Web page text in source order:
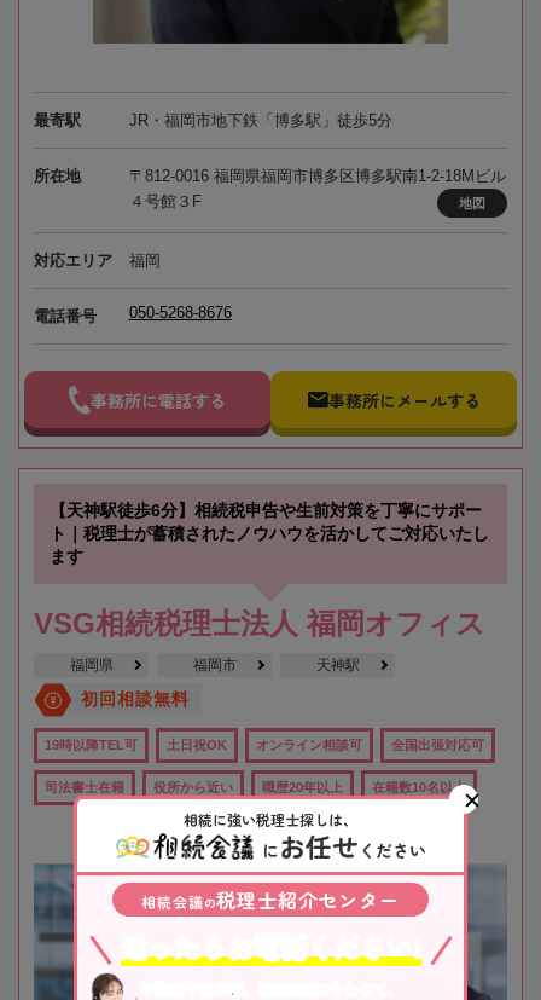
最寄駅 JR・福岡市地下鉄「博多駅」徒歩5分
所在地
〒812-0016 福岡県福岡市博多区博多駅南1-2-18Mビル
４号館３F
地図
対応エリア 福岡
電話番号 050-5268-8676
事務所に電話する 事務所にメールする
【天神駅徒歩6分】相続税申告や生前対策を丁寧にサポー
ト｜税理士が蓄積されたノウハウを活かしてご対応いたし
ます
VSG相続税理士法人 福岡オフィス
福岡県 福岡市 天神駅
初回相談無料
19時以降TEL可 土日祝OK オンライン相談可 全国出張対応可
司法書士在籍 役所から近い 職歴20年以上 在籍数10名以上
相続に強い税理士探しは、
にお任せ ください
相続会議の税理士紹介センター
不動産や株式等、相続資産に合わせて、